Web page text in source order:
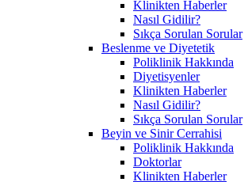
Klinikten Haberler
Nasıl Gidilir?
Sıkça Sorulan Sorular
Beslenme ve Diyetetik
Poliklinik Hakkında
Diyetisyenler
Klinikten Haberler
Nasıl Gidilir?
Sıkça Sorulan Sorular
Beyin ve Sinir Cerrahisi
Poliklinik Hakkında
Doktorlar
Klinikten Haberler